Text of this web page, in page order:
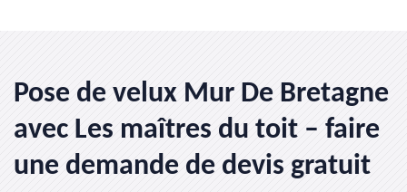
Pose de velux Mur De Bretagne
avec Les maîtres du toit – faire
une demande de devis gratuit